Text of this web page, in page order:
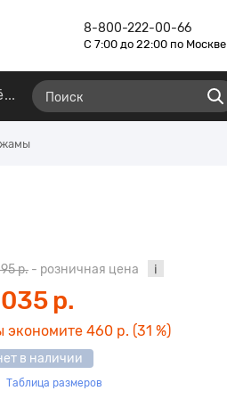
8-800-222-00-66
С 7:00 до 22:00 по Москве
р. - розничная цена
р.
экономите 460 р. (31 %)
в наличии
Таблица размеров